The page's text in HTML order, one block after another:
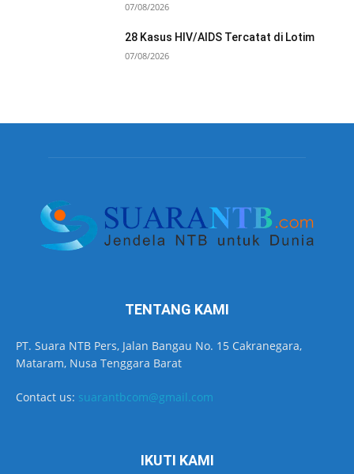
07/08/2026
28 Kasus HIV/AIDS Tercatat di Lotim
07/08/2026
TENTANG KAMI
PT. Suara NTB Pers, Jalan Bangau No. 15 Cakranegara,
Mataram, Nusa Tenggara Barat
Contact us: suarantbcom@gmail.com
IKUTI KAMI